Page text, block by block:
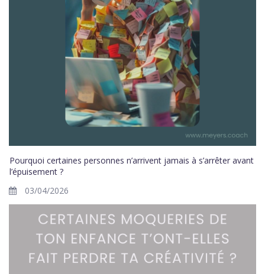
Pourquoi certaines personnes n’arrivent jamais à s’arrêter avant
l’épuisement ?
03/04/2026